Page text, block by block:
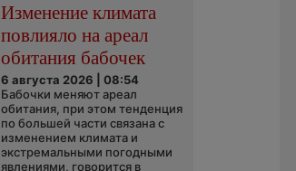
Изменение климата
повлияло на ареал
обитания бабочек
6 августа 2026 | 08:54
Бабочки меняют ареал
обитания, при этом тенденция
по большей части связана с
изменением климата и
экстремальными погодными
явлениями, говорится в